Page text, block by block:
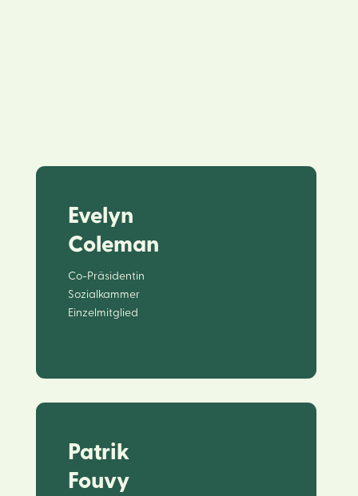
Evelyn
Coleman
Co-Präsidentin
Sozialkammer
Einzelmitglied
Patrik
Fouvy